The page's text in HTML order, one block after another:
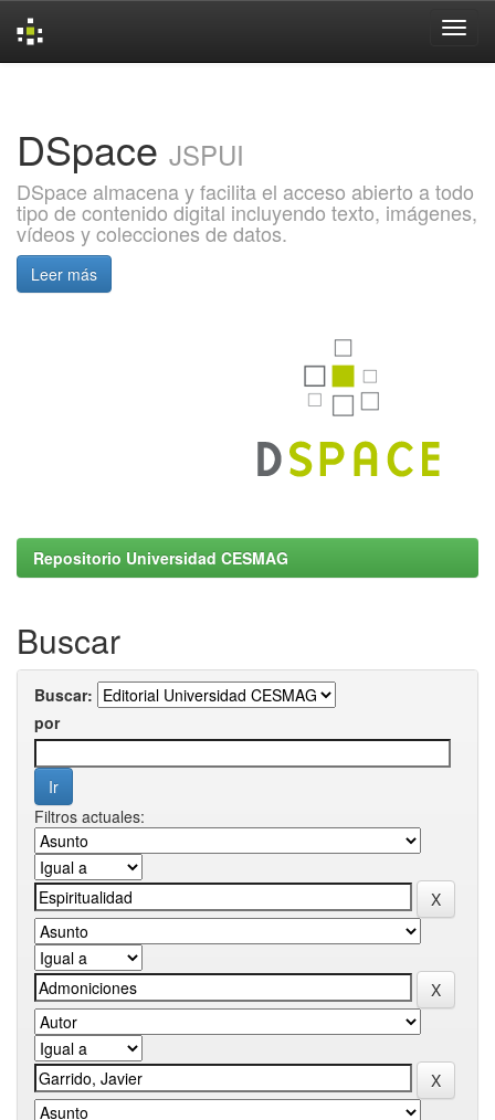
DSpace JSPUI
DSpace almacena y facilita el acceso abierto a todo
tipo de contenido digital incluyendo texto, imágenes,
vídeos y colecciones de datos.
Leer más
Repositorio Universidad CESMAG
Buscar
Buscar:
por
Filtros actuales: